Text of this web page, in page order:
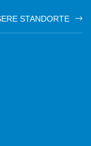
STANDORTE